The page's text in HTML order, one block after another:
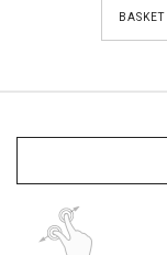
BASKET